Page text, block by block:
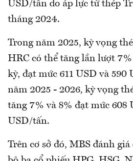
USD/tấn do áp lực từ thép
tháng 2024.
Trong năm 2025, kỳ vọng
HRC có thể tăng lần lượt
kỳ, đạt mức 611 USD và 590
năm 2025 - 2026, kỳ vọng
tăng 7% và 8% đạt mức 608
USD/tấn.
Trên cơ sở đó, MBS đánh